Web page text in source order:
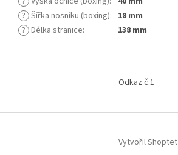
? Šířka nosníku (boxing): 18 mm
? Délka stranice: 138 mm
Odkaz č.1
Vytvořil Shoptet